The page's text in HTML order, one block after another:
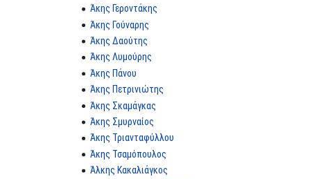
Άκης Γεροντάκης
Άκης Γούναρης
Άκης Δαούτης
Άκης Λυμούρης
Άκης Πάνου
Άκης Πετρινιώτης
Άκης Σκαμάγκας
Άκης Σμυρναίος
Άκης Τριανταφύλλου
Άκης Τσαμόπουλος
Άλκης Κακαλιάγκος